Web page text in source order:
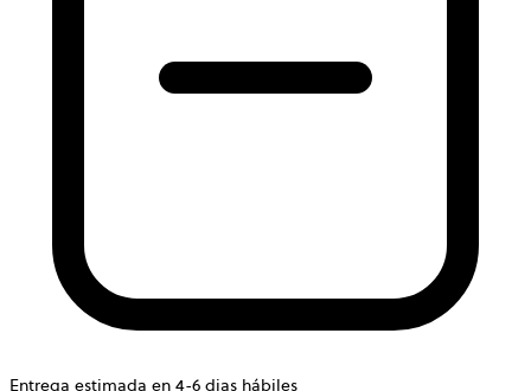
Entrega estimada en 4-6 dias hábiles